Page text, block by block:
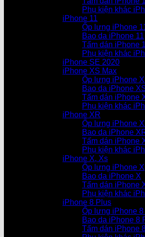
Phụ kiện khác
iPhone 11
Ốp lưng iPhone
Bao da iPhone 11
Tấm dán iPhone
Phụ kiện khác
iPhone SE 2020
iPhone XS Max
Ốp lưng iPhone
Bao da iPhone
Tấm dán iPhone
Phụ kiện khác
iPhone XR
Ốp lưng iPhone
Bao da iPhone
Tấm dán iPhone
Phụ kiện khác
iPhone X, Xs
Ốp lưng iPhone X
Bao da iPhone X
Tấm dán iPhone
Phụ kiện khác
iPhone 8 Plus
Ốp lưng iPhone
Bao da iPhone 8
Tấm dán iPhone